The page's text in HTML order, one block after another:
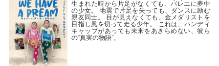
生まれた時から片足がなくても、バレエに夢中
の少女。 地震で片足を失っても、ダンスに励む
親友同士。 目が見えなくても、金メダリストを
目指し風を切って走る少年。 これは、ハンディ
キャップがあっても未来をあきらめない、彼ら
の“真実の物語”。